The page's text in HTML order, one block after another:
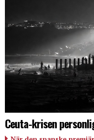
Ceuta-krisen